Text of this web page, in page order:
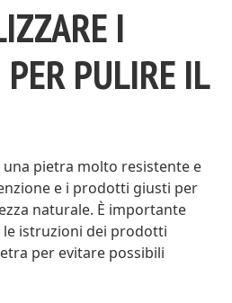
I
PULIRE IL
pietra molto resistente e
e i prodotti giusti per
naturale. È importante
istruzioni dei prodotti
per evitare possibili